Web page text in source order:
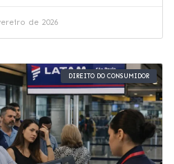
de 2026
DIREITO DO CONSUMIDOR